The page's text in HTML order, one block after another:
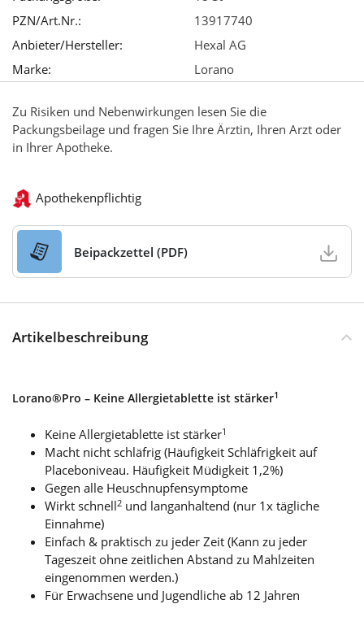
PZN/Art.Nr.:
13917740
Anbieter/Hersteller:
Hexal AG
Marke:
Lorano
Zu Risiken und Nebenwirkungen lesen Sie die
Packungsbeilage und fragen Sie Ihre Ärztin, Ihren Arzt oder
in Ihrer Apotheke.
Apothekenpflichtig
Beipackzettel (PDF)
Artikelbeschreibung
Lorano®Pro – Keine Allergietablette ist stärker1
Keine Allergietablette ist stärker1
Macht nicht schläfrig (Häufigkeit Schläfrigkeit auf
Placeboniveau. Häufigkeit Müdigkeit 1,2%)
Gegen alle Heuschnupfensymptome
Wirkt schnell2 und langanhaltend (nur 1x tägliche
Einnahme)
Einfach & praktisch zu jeder Zeit (Kann zu jeder
Tageszeit ohne zeitlichen Abstand zu Mahlzeiten
eingenommen werden.)
Für Erwachsene und Jugendliche ab 12 Jahren